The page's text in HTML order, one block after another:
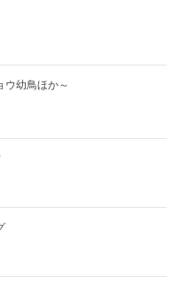
ウ幼鳥ほか～